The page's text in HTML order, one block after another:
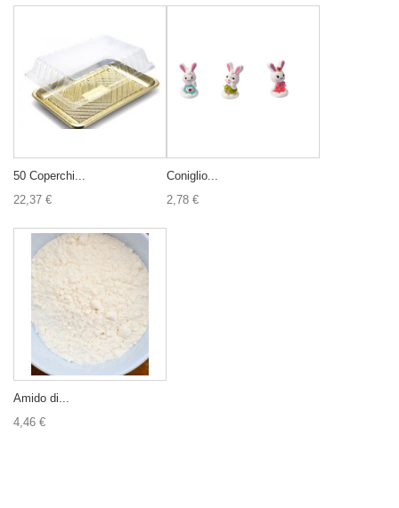
50 Coperchi...
22,37 €
Coniglio...
2,78 €
Amido di...
4,46 €